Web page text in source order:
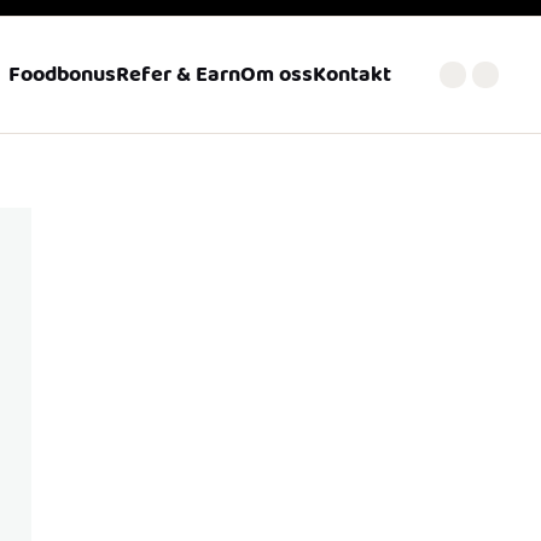
FoodbonusRefer & EarnOm ossKontakt